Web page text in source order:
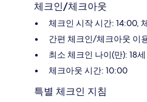
체크인/체크아웃
체크인 시작 시간: 14:00,
간편 체크인/체크아웃 이
최소 체크인 나이(만): 18세
체크아웃 시간: 10:00
특별 체크인 지침